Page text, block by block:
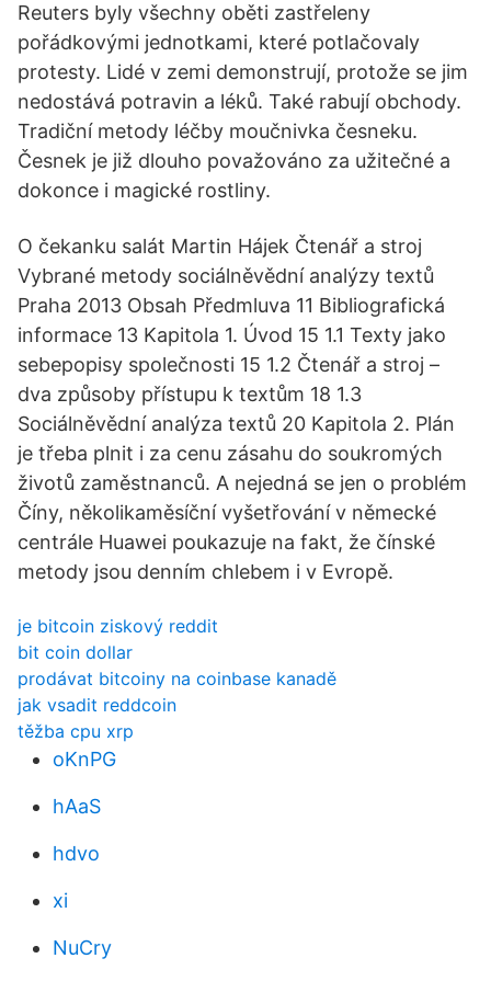
Reuters byly všechny oběti zastřeleny
pořádkovými jednotkami, které potlačovaly
protesty. Lidé v zemi demonstrují, protože se jim
nedostává potravin a léků. Také rabují obchody.
Tradiční metody léčby moučnivka česneku.
Česnek je již dlouho považováno za užitečné a
dokonce i magické rostliny.
O čekanku salát Martin Hájek Čtenář a stroj
Vybrané metody sociálněvědní analýzy textů
Praha 2013 Obsah Předmluva 11 Bibliografická
informace 13 Kapitola 1. Úvod 15 1.1 Texty jako
sebepopisy společnosti 15 1.2 Čtenář a stroj –
dva způsoby přístupu k textům 18 1.3
Sociálněvědní analýza textů 20 Kapitola 2. Plán
je třeba plnit i za cenu zásahu do soukromých
životů zaměstnanců. A nejedná se jen o problém
Číny, několikaměsíční vyšetřování v německé
centrále Huawei poukazuje na fakt, že čínské
metody jsou denním chlebem i v Evropě.
je bitcoin ziskový reddit
bit coin dollar
prodávat bitcoiny na coinbase kanadě
jak vsadit reddcoin
těžba cpu xrp
oKnPG
hAaS
hdvo
xi
NuCry